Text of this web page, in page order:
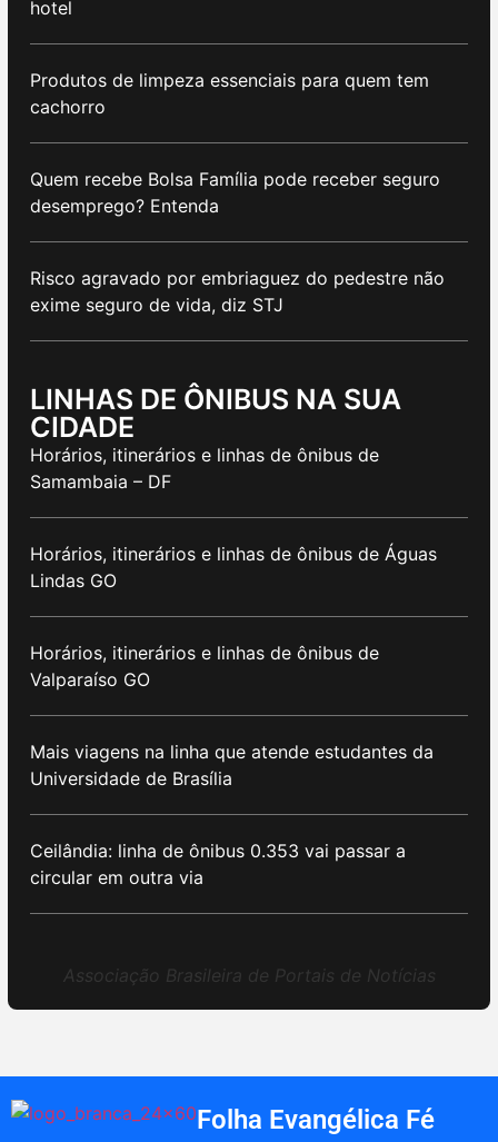
hotel
Produtos de limpeza essenciais para quem tem
cachorro
Quem recebe Bolsa Família pode receber seguro
desemprego? Entenda
Risco agravado por embriaguez do pedestre não
exime seguro de vida, diz STJ
LINHAS DE ÔNIBUS NA SUA
CIDADE
Horários, itinerários e linhas de ônibus de
Samambaia – DF
Horários, itinerários e linhas de ônibus de Águas
Lindas GO
Horários, itinerários e linhas de ônibus de
Valparaíso GO
Mais viagens na linha que atende estudantes da
Universidade de Brasília
Ceilândia: linha de ônibus 0.353 vai passar a
circular em outra via
Associação Brasileira de Portais de Notícias
Folha Evangélica Fé